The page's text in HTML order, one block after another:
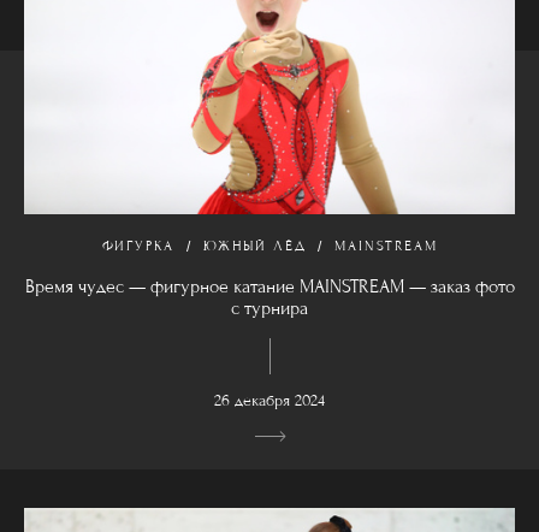
ФИГУРКА ЮЖНЫЙ ЛЁД MAINSTREAM
Время чудес — фигурное катание MAINSTREAM — заказ фото
с турнира
26 декабря 2024